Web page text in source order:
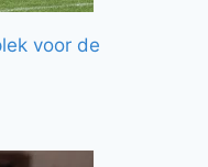
voor de